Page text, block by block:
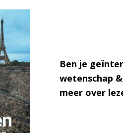
Ben je
wetenschap
meer over